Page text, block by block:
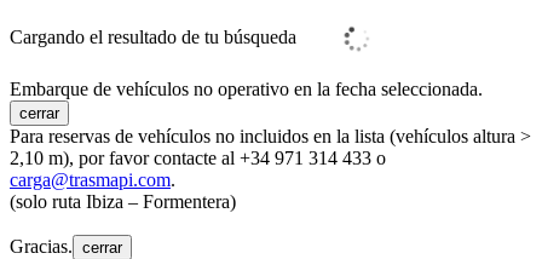
Cargando el resultado de tu búsqueda
Embarque de vehículos no operativo en la fecha seleccionada.
cerrar
Para reservas de vehículos no incluidos en la lista (vehículos altura >
2,10 m), por favor contacte al +34 971 314 433 o
carga@trasmapi.com.
(solo ruta Ibiza – Formentera)
Gracias. cerrar